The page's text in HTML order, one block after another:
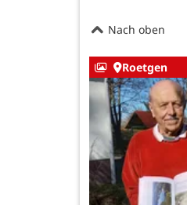
Nach oben
Roetgen